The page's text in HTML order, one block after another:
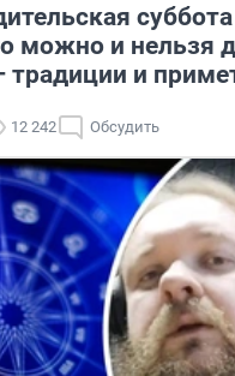
можно и нельзя
традиции и
12 242 Обсудить